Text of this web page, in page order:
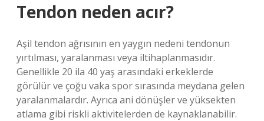
Tendon neden acır?
Aşil tendon ağrısının en yaygın nedeni tendonun
yırtılması, yaralanması veya iltihaplanmasıdır.
Genellikle 20 ila 40 yaş arasındaki erkeklerde
görülür ve çoğu vaka spor sırasında meydana gelen
yaralanmalardır. Ayrıca ani dönüşler ve yüksekten
atlama gibi riskli aktivitelerden de kaynaklanabilir.